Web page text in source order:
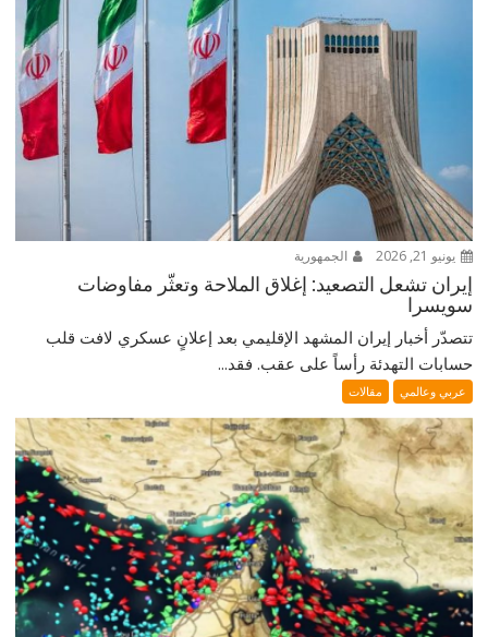
يونيو 21, 2026 الجمهورية
إيران تشعل التصعيد: إغلاق الملاحة وتعثّر مفاوضات
سويسرا
تتصدّر أخبار إيران المشهد الإقليمي بعد إعلانٍ عسكري لافت قلب
حسابات التهدئة رأساً على عقب. فقد...
عربي وعالمي مقالات